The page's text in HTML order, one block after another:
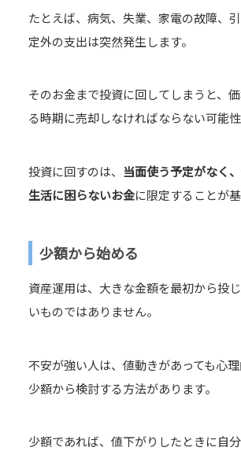
たとえば、病気、失業、家電の故障、
定外の支出は突然発生します。
そのお金まで投資に回してしまうと、
る時期に売却しなければならない可能性
投資に回すのは、 当面使う予定がなく
生活に困らないお金に限定することが基
少額から始める
資産運用は、大きな金額を最初から投
いものではありません。
不安が強い人は、値動きがあっても心
少額から検討する方法があります。
少額であれば、値下がりしたときに自